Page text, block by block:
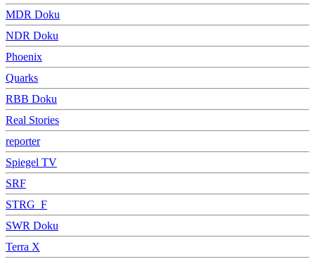
MDR Doku
NDR Doku
Phoenix
Quarks
RBB Doku
Real Stories
reporter
Spiegel TV
SRF
STRG_F
SWR Doku
Terra X